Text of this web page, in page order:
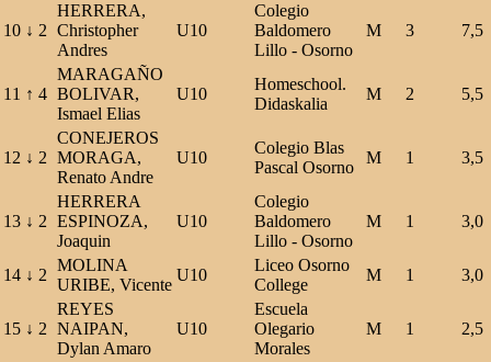
10 ↓ 2
HERRERA,
Christopher
Andres
U10
Colegio
Baldomero
Lillo - Osorno
M 3 7,5
11 ↑ 4
MARAGAÑO
BOLIVAR,
Ismael Elias
U10
Homeschool.
Didaskalia
M 2 5,5
12 ↓ 2
CONEJEROS
MORAGA,
Renato Andre
U10
Colegio Blas
Pascal Osorno
M 1 3,5
13 ↓ 2
HERRERA
ESPINOZA,
Joaquin
U10
Colegio
Baldomero
Lillo - Osorno
M 1 3,0
14 ↓ 2
MOLINA
URIBE, Vicente
U10
Liceo Osorno
College
M 1 3,0
15 ↓ 2
REYES
NAIPAN,
Dylan Amaro
U10
Escuela
Olegario
Morales
M 1 2,5